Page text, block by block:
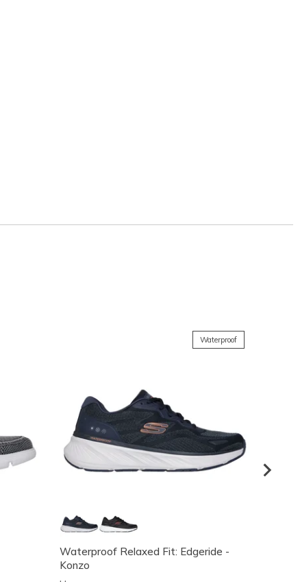
Waterproof
Waterproof Relaxed Fit: Edgeride -
Konzo